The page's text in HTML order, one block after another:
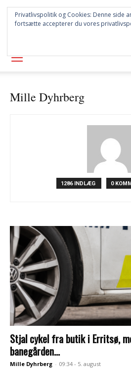
SYD
AVISEN
Mille Dyhrberg
1286 INDLÆG 0
Stjal cykel fra butik i Erritsø,
banegården...
Mille Dyhrberg - 09:34 - 5. august
Privatlivspolitik og Cookies: Denne side
fortsætte accepterer du vores